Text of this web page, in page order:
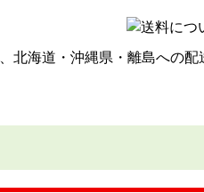
北海道・沖縄県・離島への